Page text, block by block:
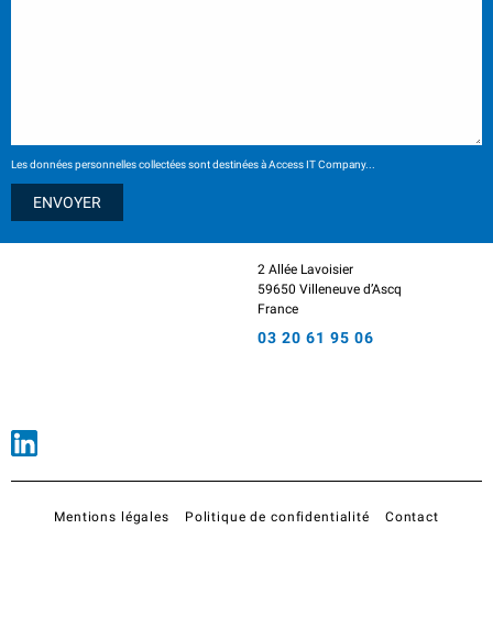
Les données personnelles collectées sont destinées à Access IT Company...
2 Allée Lavoisier
59650 Villeneuve d’Ascq
France
03 20 61 95 06
Mentions légales Politique de confidentialité Contact